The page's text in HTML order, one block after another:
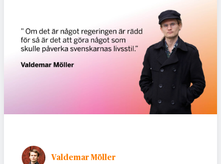
Valdemar Möller